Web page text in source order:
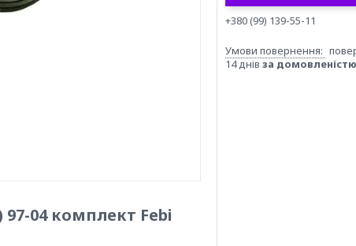
97-04 комплект Febi
+380 (99) 139-55-11
14 днів за домовленістю